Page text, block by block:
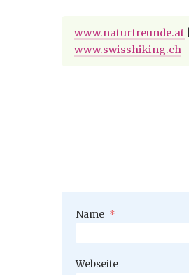
www.naturfreunde.at|
www.swisshiking.ch
Pflichtfeld
Name *
Webseite